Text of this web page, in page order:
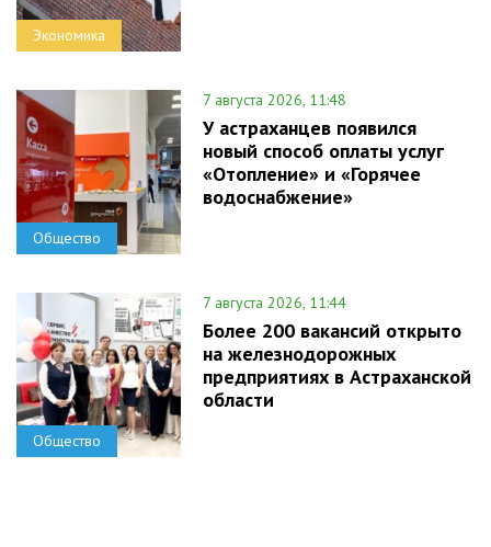
Экономика
Общество
7 августа 2026, 11:48
У астраханцев появился
новый способ оплаты услуг
«Отопление» и «Горячее
водоснабжение»
Общество
7 августа 2026, 11:44
Более 200 вакансий открыто
на железнодорожных
предприятиях в Астраханской
области